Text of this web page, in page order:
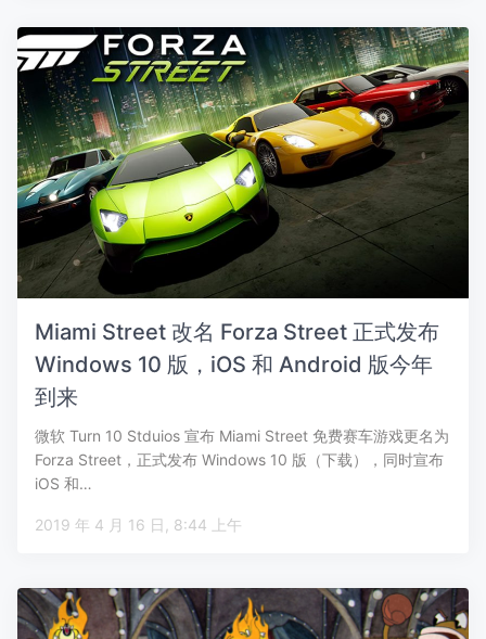
Miami Street 改名 Forza Street 正式发布
Windows 10 版，iOS 和 Android 版今年
到来
微软 Turn 10 Stduios 宣布 Miami Street 免费赛车游戏更名为
Forza Street，正式发布 Windows 10 版（下载），同时宣布
iOS 和…
2019 年 4 月 16 日, 8:44 上午